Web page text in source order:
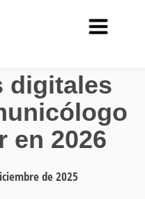
digitales
en 2026
de 2025